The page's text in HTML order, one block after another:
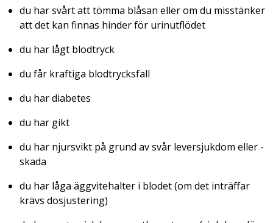
du har svårt att tömma blåsan eller om du misstänker
att det kan finnas hinder för urinutflödet
du har lågt blodtryck
du får kraftiga blodtrycksfall
du har diabetes
du har gikt
du har njursvikt på grund av svår leversjukdom eller -
skada
du har låga äggvitehalter i blodet (om det inträffar
krävs dosjustering)